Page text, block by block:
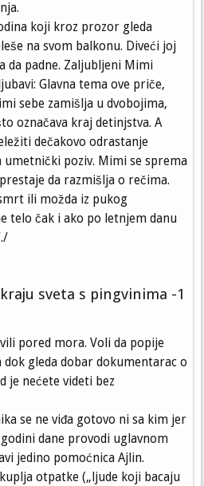
koji kroz prozor gleda
na svom balkonu. Diveći joj
da padne. Zaljubljeni Mimi
Glavna tema ove priče,
sebe zamišlja u dvobojima,
označava kraj detinjstva. A
dečakovo odrastanje
umetnički poziv. Mimi se sprema
da razmišlja o rečima.
ili možda iz pukog
telo čak i ako po letnjem danu
sveta s pingvinima -1
pored mora. Voli da popije
gleda dobar dokumentarac o
je nećete videti bez
se ne viđa gotovo ni sa kim jer
dane provodi uglavnom
jedino pomoćnica Ajlin.
otpatke („ljude koji bacaju